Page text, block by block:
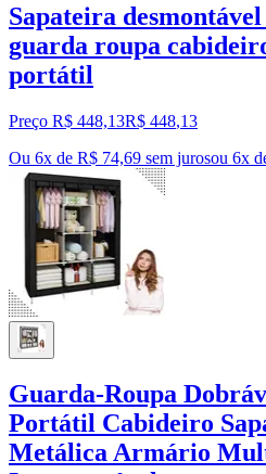
Sapateira
guarda roupa
portátil
Preço R$ 448,13R$ 448,13
Ou 6x de R$ 74,69 sem jurosou 6x
Guarda-Roupa
Portátil Cabideiro
Metálica Armário